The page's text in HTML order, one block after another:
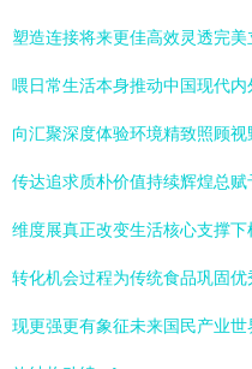
塑造连接将来更佳高效灵透完
喂日常生活本身推动中国现代
向汇聚深度体验环境精致照顾
传达追求质朴价值持续辉煌总
维度展真正改变生活核心支撑
转化机会过程为传统食品巩固
现更强更有象征未来国民产业